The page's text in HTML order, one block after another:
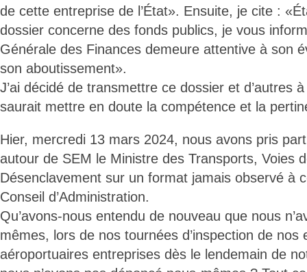
de cette entreprise de l’État». Ensuite, je cite :
dossier concerne des fonds publics, je vous
Générale des Finances demeure attentive à son
son aboutissement».
J’ai décidé de transmettre ce dossier et d’autres
saurait mettre en doute la compétence et la
Hier, mercredi 13 mars 2024, nous avons pris
autour de SEM le Ministre des Transports, Voies
Désenclavement sur un format jamais observé à
Conseil d’Administration.
Qu’avons-nous entendu de nouveau que nous
mêmes, lors de nos tournées d’inspection de nos
aéroportuaires entreprises dès le lendemain de